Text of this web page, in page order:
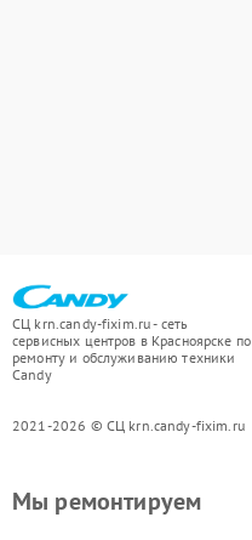
СЦ krn.candy-fixim.ru - сеть
сервисных центров в Красноярске по
ремонту и обслуживанию техники
Candy
2021-2026 © СЦ krn.candy-fixim.ru
Мы ремонтируем